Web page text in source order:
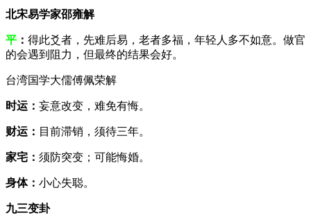
北宋易学家邵雍解
平 ： 得此爻者，先难后易，老者多福，年轻人多不如意。做官
的会遇到阻力，但最终的结果会好。
台湾国学大儒傅佩荣解
时运： 妄意改变，难免有悔。
财运： 目前滞销，须待三年。
家宅： 须防突变；可能悔婚。
身体： 小心失聪。
九三变卦